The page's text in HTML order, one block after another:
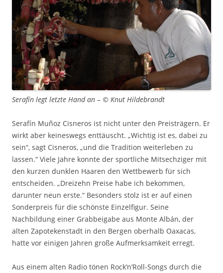
Serafín legt letzte Hand an – © Knut Hildebrandt
Serafín Muñoz Cisneros ist nicht unter den Preisträgern. Er
wirkt aber keineswegs enttäuscht. „Wichtig ist es, dabei zu
sein“, sagt Cisneros, „und die Tradition weiterleben zu
lassen.“ Viele Jahre konnte der sportliche Mitsechziger mit
den kurzen dunklen Haaren den Wettbewerb für sich
entscheiden. „Dreizehn Preise habe ich bekommen,
darunter neun erste.“ Besonders stolz ist er auf einen
Sonderpreis für die schönste Einzelfigur. Seine
Nachbildung einer Grabbeigabe aus Monte Albán, der
alten Zapotekenstadt in den Bergen oberhalb Oaxacas,
hatte vor einigen Jahren große Aufmerksamkeit erregt.
Aus einem alten Radio tönen Rock’n’Roll-Songs durch die